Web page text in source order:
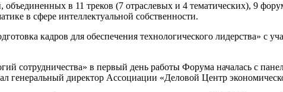
в 11 треков (7 отраслевых и 4 тематических), 9
в сфере интеллектуальной собственности.
кадров для обеспечения технологического лидерства» с
сотрудничества» в первый день работы Форума началась с
генеральный директор Ассоциации «Деловой Центр